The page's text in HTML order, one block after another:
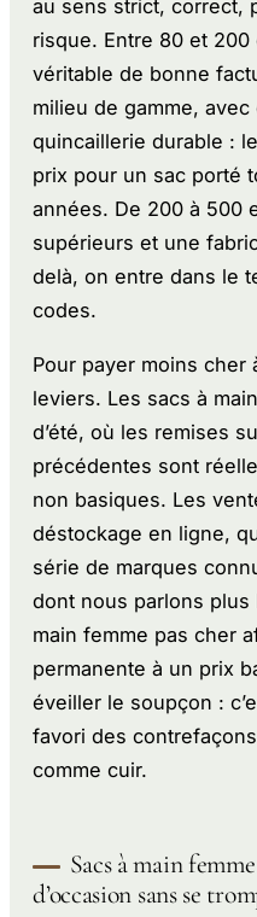
au sens strict, correct,
risque. Entre 80 et 200
véritable de bonne
milieu de gamme,
quincaillerie durable :
prix pour un sac porté
années. De 200 à 500
supérieurs et une
delà, on entre dans le
codes.
Pour payer moins cher
leviers. Les sacs à
d’été, où les remises
précédentes sont
non basiques. Les
déstockage en ligne,
série de marques
dont nous parlons plus
main femme pas cher
permanente à un prix
éveiller le soupçon :
favori des
comme cuir.
Sacs à main
d’occasion sans se